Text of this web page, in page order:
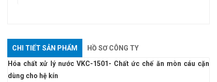
CHI TIẾT SẢN PHẨM
HỒ SƠ CÔNG TY
Hóa chất xử lý nước VKC-1501- Chất ức chế ăn mòn cáu cặn
dùng cho hệ kín